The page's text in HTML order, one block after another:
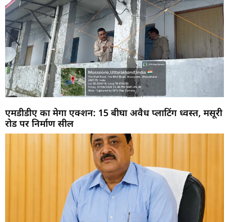
एमडीडीए का मेगा एक्शन: 15 बीघा अवैध प्लाटिंग ध्वस्त, मसूरी
रोड पर निर्माण सील